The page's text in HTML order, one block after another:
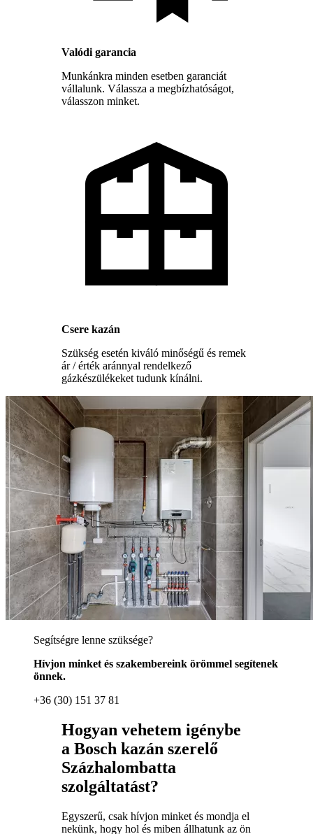
Valódi garancia
Munkánkra minden esetben garanciát
vállalunk. Válassza a megbízhatóságot,
válasszon minket.
Csere kazán
Szükség esetén kiváló minőségű és remek
ár / érték aránnyal rendelkező
gázkészülékeket tudunk kínálni.
Segítségre lenne szüksége?
Hívjon minket és szakembereink örömmel segítenek
önnek.
+36 (30) 151 37 81
Hogyan vehetem igénybe
a Bosch kazán szerelő
Százhalombatta
szolgáltatást?
Egyszerű, csak hívjon minket és mondja el
nekünk, hogy hol és miben állhatunk az ön